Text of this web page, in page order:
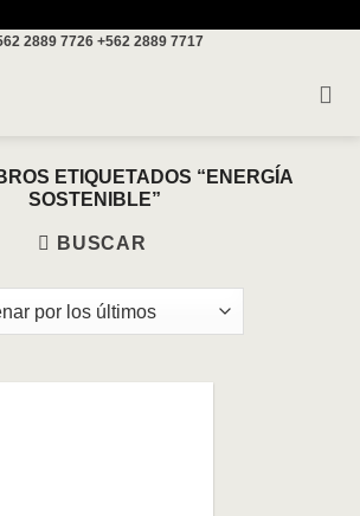
2889 7726 +562 2889 7717
ETIQUETADOS “ENERGÍA
SOSTENIBLE”
BUSCAR